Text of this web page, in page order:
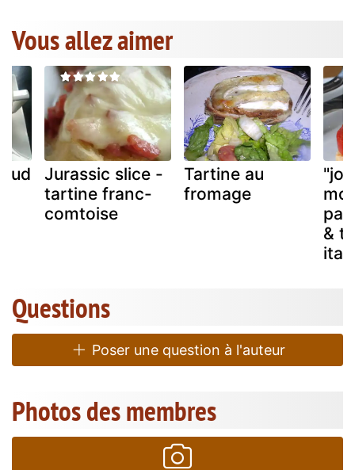
Vous allez aimer
Jurassic slice -
tartine franc-
comtoise
Tartine au
fromage
&
Questions
Poser une question à l'auteur
Photos des membres